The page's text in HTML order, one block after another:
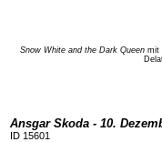
Snow White and the Dark Queenmit
Ansgar Skoda - 10.
ID 15601